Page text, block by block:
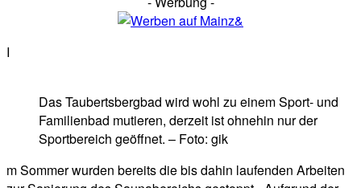
I
Das Taubertsbergbad wird wohl zu einem Sport- und
Familienbad mutieren, derzeit ist ohnehin nur der
Sportbereich geöffnet. – Foto: gik
m Sommer wurden bereits die bis dahin laufenden Arbeiten